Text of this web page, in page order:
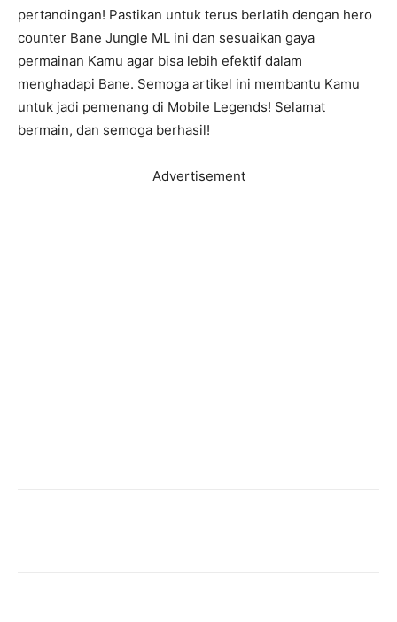
pertandingan! Pastikan untuk terus berlatih dengan hero
counter Bane Jungle ML ini dan sesuaikan gaya
permainan Kamu agar bisa lebih efektif dalam
menghadapi Bane. Semoga artikel ini membantu Kamu
untuk jadi pemenang di Mobile Legends! Selamat
bermain, dan semoga berhasil!
Advertisement